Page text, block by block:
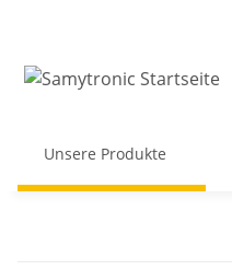
Unsere Produkte